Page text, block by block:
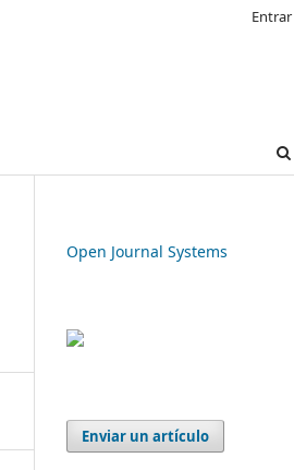
Entrar
Open Journal Systems
Enviar un artículo